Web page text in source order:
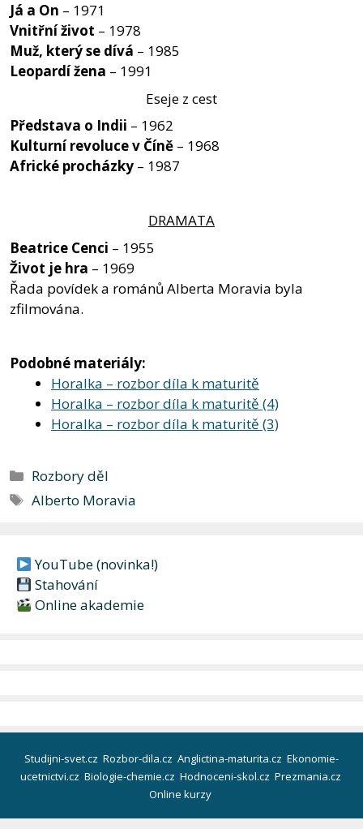
Já a On – 1971
Vnitřní život – 1978
Muž, který se dívá – 1985
Leopardí žena – 1991
Eseje z cest
Představa o Indii – 1962
Kulturní revoluce v Číně – 1968
Africké procházky – 1987
DRAMATA
Beatrice Cenci – 1955
Život je hra – 1969
Řada povídek a románů Alberta Moravia byla
zfilmována.
Podobné materiály:
Horalka – rozbor díla k maturitě
Horalka – rozbor díla k maturitě (4)
Horalka – rozbor díla k maturitě (3)
Rubriky
Rozbory děl
Štítky
Alberto Moravia
YouTube (novinka!)
Stahování
Online akademie
Studijni-svet.cz Rozbor-dila.cz Anglictina-maturita.cz Ekonomie-
ucetnictvi.cz Biologie-chemie.cz Hodnoceni-skol.cz Prezmania.cz
Online kurzy